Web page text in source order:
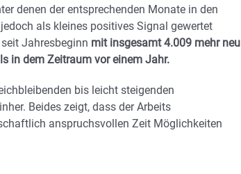
denen der entsprechenden Monate in den
als kleines positives Signal gewertet
Jahresbeginn mit insgesamt 4.009 mehr neu
in dem Zeitraum vor einem Jahr.
bis leicht steigenden
Beides zeigt, dass der Arbeits
anspruchsvollen Zeit Möglichkeiten